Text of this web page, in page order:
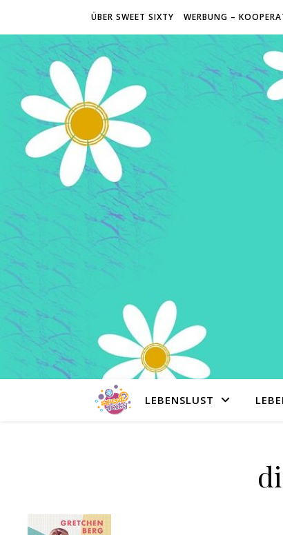
ÜBER SWEET SIXTY WERBUNG –
LEBENSLUST